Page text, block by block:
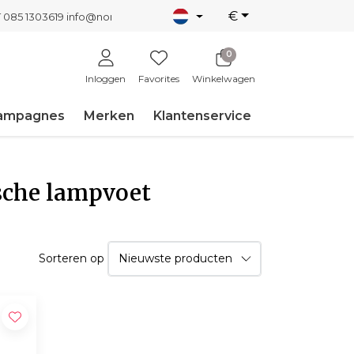
085 1303619 info@nordicnew.nl €
Inloggen Favorites
0
Winkelwagen
Merken Klantenservice
lampvoet
Sorteren op